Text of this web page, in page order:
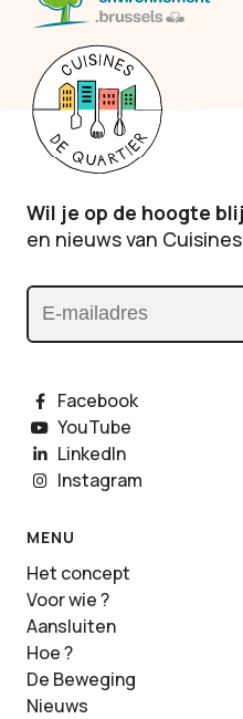
Wil je op de hoogte
en nieuws van
E-mailadres
Facebook
YouTube
LinkedIn
Instagram
MENU
Het concept
Voor wie ?
Aansluiten
Hoe ?
De Beweging
Nieuws